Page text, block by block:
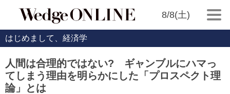
8/8(土)
はじめまして、経済学
人間は合理的ではない? ギャンブルにハマっ
てしまう理由を明らかにした「プロスペクト理
論」とは